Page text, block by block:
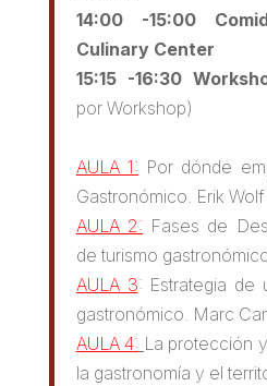
14:00 -15:00
Culinary Center
15:15 -16:30
por Workshop)
AULA 1: Por dónde
Gastronómico. Erik Wolf
AULA 2: Fases de
de turismo
AULA 3: Estrategia de
gastronómico. Marc
AULA 4: La protección
la gastronomía y el